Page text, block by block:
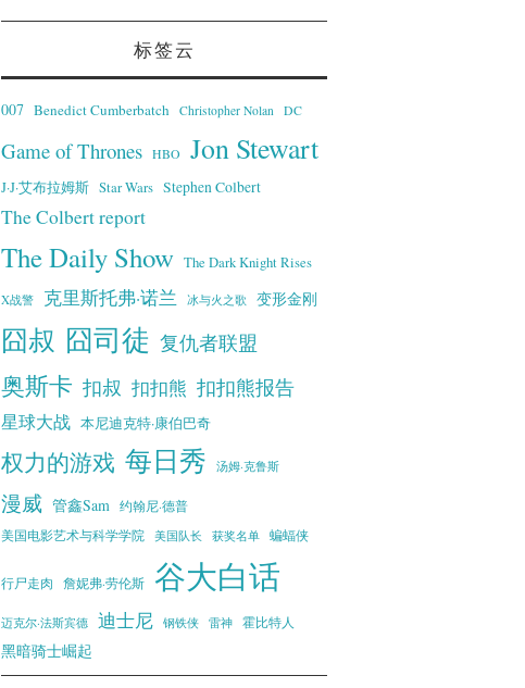
标签云
007 Benedict Cumberbatch Christopher Nolan DC
Game of Thrones HBO Jon Stewart
J·J·艾布拉姆斯 Star Wars Stephen Colbert
The Colbert report
The Daily Show The Dark Knight Rises
X战警 克里斯托弗·诺兰 冰与火之歌 变形金刚
囧叔 囧司徒 复仇者联盟
奥斯卡 扣叔 扣扣熊 扣扣熊报告
星球大战 本尼迪克特·康伯巴奇
权力的游戏 每日秀 汤姆·克鲁斯
漫威 管鑫Sam 约翰尼·德普
美国电影艺术与科学学院 美国队长 获奖名单 蝙蝠侠
行尸走肉 詹妮弗·劳伦斯 谷大白话
迈克尔·法斯宾德 迪士尼 钢铁侠 雷神 霍比特人
黑暗骑士崛起